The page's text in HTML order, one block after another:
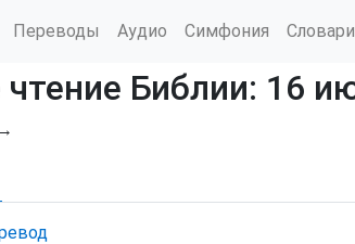
Переводы Аудио Симфония Словари
Библии: 16
→